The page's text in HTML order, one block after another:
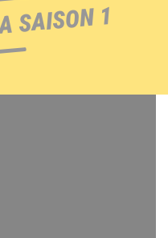
SAISON 1